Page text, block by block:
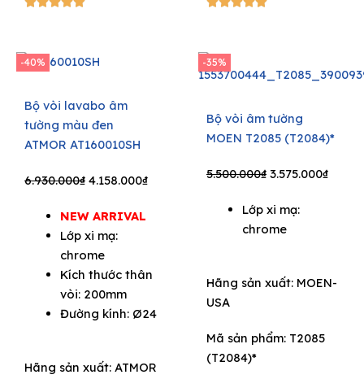
-40%
Bộ vòi lavabo âm
tường màu đen
ATMOR AT160010SH
6.930.000₫ Original
was:
6.930.000₫.
4.158.000₫Current
NEW ARRIVAL
Lớp xi mạ:
chrome
Kích thước thân
vòi: 200mm
Đường kính: Ø24
Hãng sản xuất: ATMOR
-35%
Bộ vòi âm tường
MOEN T2085 (T2084)*
5.500.000₫ Original
was:
5.500.000₫.
3.575.000₫
Lớp xi mạ:
chrome
Hãng sản xuất: MOEN-
USA
Mã sản phẩm: T2085
(T2084)*